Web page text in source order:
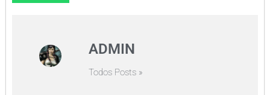
ADMIN
Todos Posts »